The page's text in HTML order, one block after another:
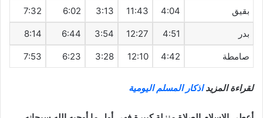
بقيق 4:04
11:43
3:13
6:02
7:32
بدر 4:51
12:27
3:54
6:44
8:14
صامطة 4:42
12:10
3:28
6:23
7:53
لقراءة المزيداذكار المسلم اليومية